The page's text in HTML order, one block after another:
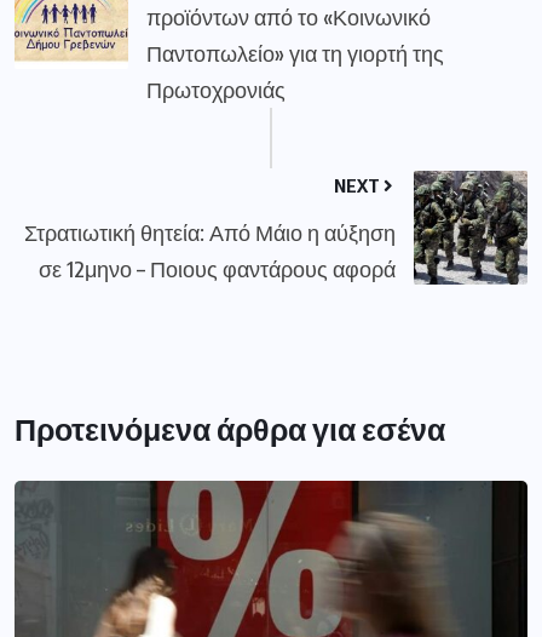
προϊόντων από το «Κοινωνικό
Παντοπωλείο» για τη γιορτή της
Πρωτοχρονιάς
NEXT
Στρατιωτική θητεία: Από Μάιο η αύξηση
σε 12μηνο – Ποιους φαντάρους αφορά
Προτεινόμενα άρθρα για εσένα